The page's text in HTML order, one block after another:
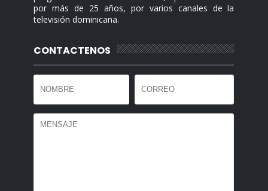
por más de 25 años, por varios canales de la
televisión dominicana.
CONTACTENOS